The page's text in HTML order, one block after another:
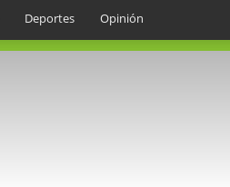
Deportes Opinión